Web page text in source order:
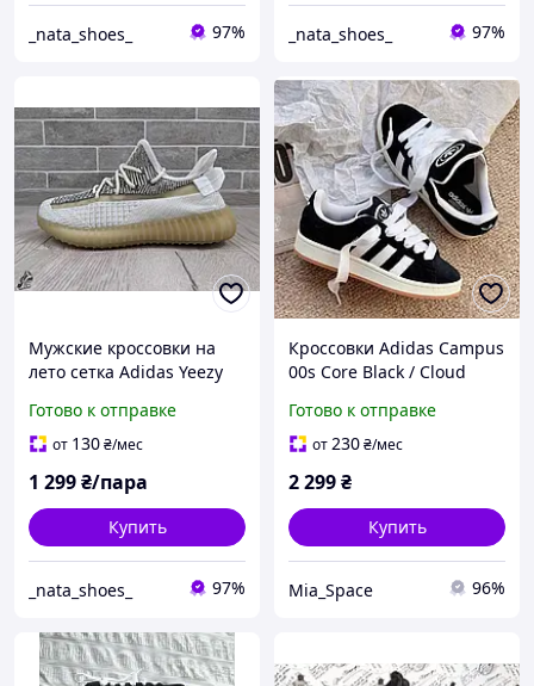
_nata_shoes_ 97% _nata_shoes_ 97%
Мужские кроссовки на
лето сетка Adidas Yeezy
изики \ 37
Готово к отправке
от 130₴/мес
1 299₴/пара
Купить
_nata_shoes_ 97%
Кроссовки Adidas Campus
00s Core Black / Cloud
с белым
Готово к отправке
от230₴/мес
2 299₴
Купить
Mia_Space 96%